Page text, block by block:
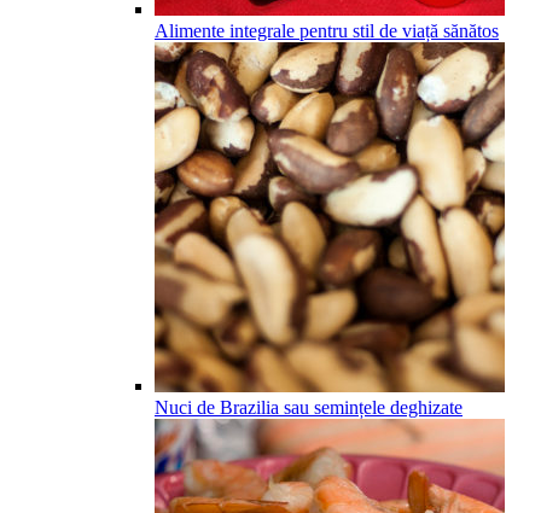
Alimente integrale pentru stil de viață sănătos
Nuci de Brazilia sau semințele deghizate